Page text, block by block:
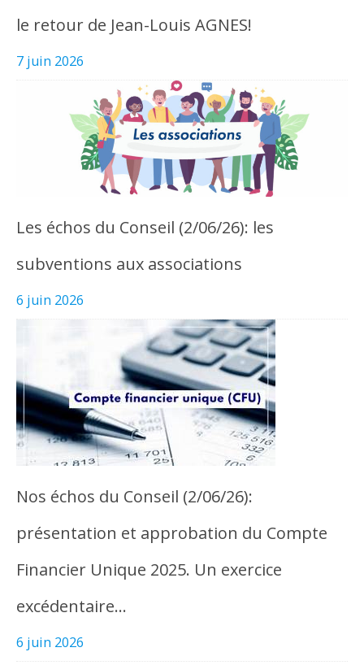
le retour de Jean-Louis AGNES!
7 juin 2026
Les échos du Conseil (2/06/26): les
subventions aux associations
6 juin 2026
Nos échos du Conseil (2/06/26):
présentation et approbation du Compte
Financier Unique 2025. Un exercice
excédentaire…
6 juin 2026